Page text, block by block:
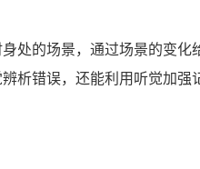
处的场景，通过场景的变
析错误，还能利用听觉加